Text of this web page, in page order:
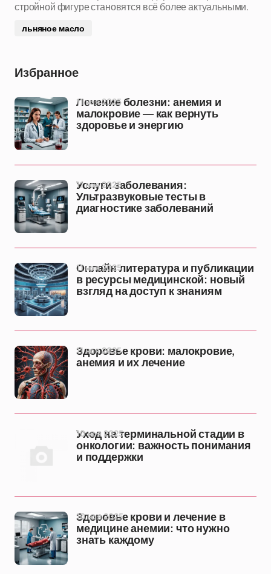
стройной фигуре становятся всё более актуальными.
льняное масло
Избранное
Лечение болезни: анемия и
малокровие — как вернуть
здоровье и энергию
11 ноя 2025
Услуги заболевания:
Ультразвуковые тесты в
диагностике заболеваний
11 ноя 2025
Онлайн литература и публикации
в ресурсы медицинской: новый
взгляд на доступ к знаниям
11 ноя 2025
Здоровье крови: малокровие,
анемия и их лечение
11 ноя 2025
Уход на терминальной стадии в
онкологии: важность понимания
и поддержки
10 ноя 2025
Здоровье крови и лечение в
медицине анемии: что нужно
знать каждому
10 ноя 2025